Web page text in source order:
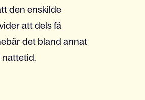
den enskilde
att dels få
det bland annat
nattetid.